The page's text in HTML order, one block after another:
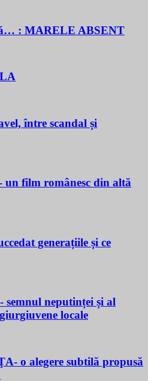
: MARELE ABSENT
între scandal și
film românesc din altă
generațiile și ce
neputinței și al
locale
o alegere subtilă propusă